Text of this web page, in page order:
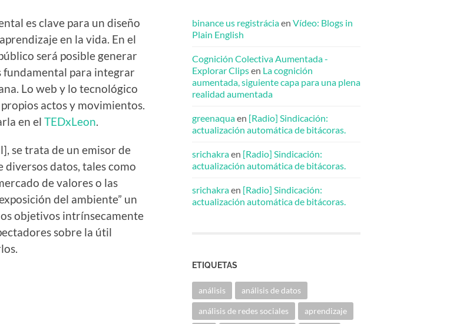
es clave para un diseño
en la vida. En el
será posible generar
fundamental para integrar
Lo web y lo tecnológico
actos y movimientos.
en el TEDxLeon.
se trata de un emisor de
diversos datos, tales como
de valores o las
del ambiente” un
objetivos intrínsecamente
sobre la útil
binance us registráciaen Vídeo: Blogs in
Plain English
Cognición Colectiva Aumentada -
Explorar Clipsen La cognición
aumentada, siguiente capa para una plena
realidad aumentada
greenaquaen [Radio] Sindicación:
actualización automática de bitácoras.
srichakraen [Radio] Sindicación:
actualización automática de bitácoras.
srichakraen [Radio] Sindicación:
actualización automática de bitácoras.
ETIQUETAS
análisis análisis de datos
análisis de redes sociales aprendizaje